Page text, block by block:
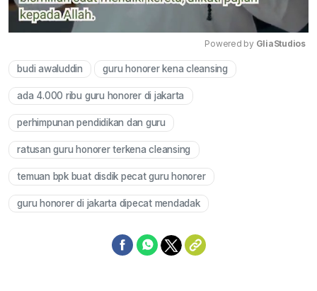
Powered by GliaStudios
budi awaluddin guru honorer kena cleansing
ada 4.000 ribu guru honorer di jakarta
perhimpunan pendidikan dan guru
ratusan guru honorer terkena cleansing
temuan bpk buat disdik pecat guru honorer
guru honorer di jakarta dipecat mendadak